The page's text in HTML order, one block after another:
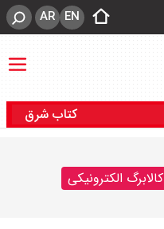
EN
AR
کتاب شرق
کالابرگ الکترونیکی